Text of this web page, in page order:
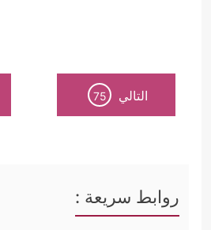
التالي 75
روابط سريعة :